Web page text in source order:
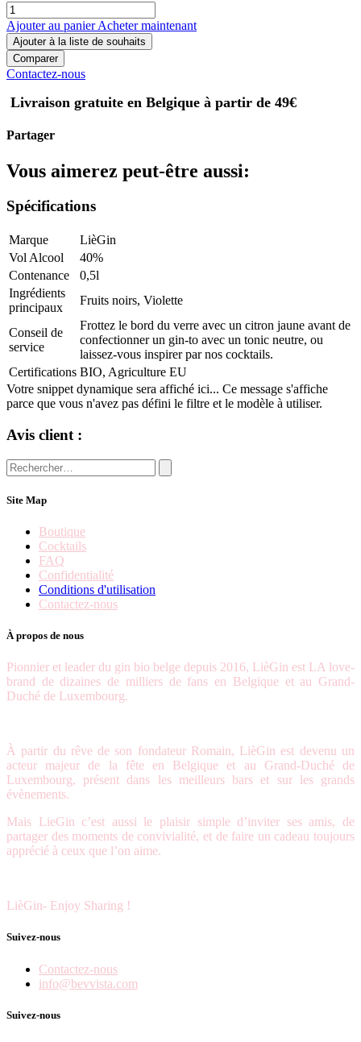
Ajouter au panierAcheter maintenant
Ajouter à la liste de souhaits
Comparer
Contactez-nous
Livraison gratuite en Belgique à partir de 49€
Partager
Vous aimerez peut-être aussi:
Spécifications
Marque
LièGin
Vol Alcool
40%
Contenance
0,5l
Ingrédients
principaux
Fruits noirs, Violette
Conseil de
service
Frottez le bord du verre avec un citron jaune avant de
confectionner un gin-to avec un tonic neutre, ou
laissez-vous inspirer par nos cocktails.
Certifications BIO, Agriculture EU
Votre snippet dynamique sera affiché ici... Ce message s'affiche
parce que vous n'avez pas défini le filtre et le modèle à utiliser.
Avis client :
Site Map
Boutique
Cocktails
FAQ
Confidentialité
Conditions d'utilisation
Contactez-nous
À propos de nous
Pionnier et leader du gin bio belge depuis 2016, LièGin est LA love-
brand de dizaines de milliers de fans en Belgique et au Grand-
Duché de Luxembourg.
À partir du rêve de son fondateur Romain, LièGin est devenu un
acteur majeur de la fête en Belgique et au Grand-Duché de
Luxembourg, présent dans les meilleurs bars et sur les grands
évènements.
Mais LieGin c’est aussi le plaisir simple d’inviter ses amis, de
partager des moments de convivialité, et de faire un cadeau toujours
apprécié à ceux que l’on aime.
LièGin- Enjoy Sharing !
Suivez-nous
Contactez-nous
info@bevvista.com
Suivez-nous